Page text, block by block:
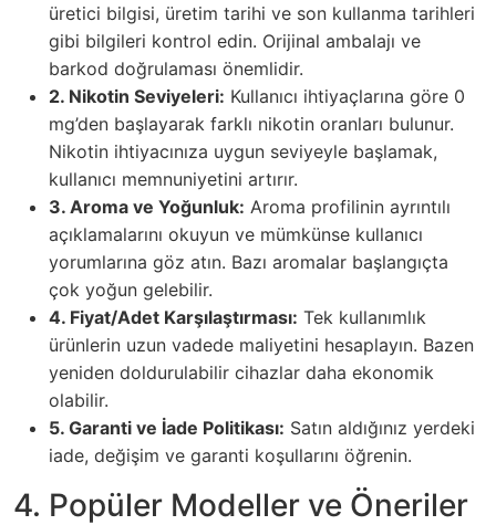
üretici bilgisi, üretim tarihi ve son kullanma tarihleri
gibi bilgileri kontrol edin. Orijinal ambalajı ve
barkod doğrulaması önemlidir.
2. Nikotin Seviyeleri: Kullanıcı ihtiyaçlarına göre 0
mg’den başlayarak farklı nikotin oranları bulunur.
Nikotin ihtiyacınıza uygun seviyeyle başlamak,
kullanıcı memnuniyetini artırır.
3. Aroma ve Yoğunluk: Aroma profilinin ayrıntılı
açıklamalarını okuyun ve mümkünse kullanıcı
yorumlarına göz atın. Bazı aromalar başlangıçta
çok yoğun gelebilir.
4. Fiyat/Adet Karşılaştırması: Tek kullanımlık
ürünlerin uzun vadede maliyetini hesaplayın. Bazen
yeniden doldurulabilir cihazlar daha ekonomik
olabilir.
5. Garanti ve İade Politikası: Satın aldığınız yerdeki
iade, değişim ve garanti koşullarını öğrenin.
4. Popüler Modeller ve Öneriler